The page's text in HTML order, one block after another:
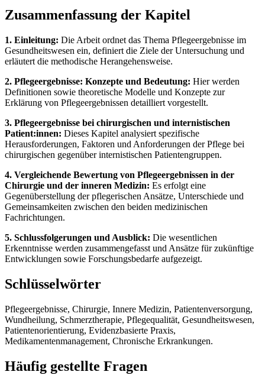
Zusammenfassung der Kapitel
1. Einleitung: Die Arbeit ordnet das Thema Pflegeergebnisse im
Gesundheitswesen ein, definiert die Ziele der Untersuchung und
erläutert die methodische Herangehensweise.
2. Pflegeergebnisse: Konzepte und Bedeutung: Hier werden
Definitionen sowie theoretische Modelle und Konzepte zur
Erklärung von Pflegeergebnissen detailliert vorgestellt.
3. Pflegeergebnisse bei chirurgischen und internistischen
Patient:innen: Dieses Kapitel analysiert spezifische
Herausforderungen, Faktoren und Anforderungen der Pflege bei
chirurgischen gegenüber internistischen Patientengruppen.
4. Vergleichende Bewertung von Pflegeergebnissen in der
Chirurgie und der inneren Medizin: Es erfolgt eine
Gegenüberstellung der pflegerischen Ansätze, Unterschiede und
Gemeinsamkeiten zwischen den beiden medizinischen
Fachrichtungen.
5. Schlussfolgerungen und Ausblick: Die wesentlichen
Erkenntnisse werden zusammengefasst und Ansätze für zukünftige
Entwicklungen sowie Forschungsbedarfe aufgezeigt.
Schlüsselwörter
Pflegeergebnisse, Chirurgie, Innere Medizin, Patientenversorgung,
Wundheilung, Schmerztherapie, Pflegequalität, Gesundheitswesen,
Patientenorientierung, Evidenzbasierte Praxis,
Medikamentenmanagement, Chronische Erkrankungen.
Häufig gestellte Fragen